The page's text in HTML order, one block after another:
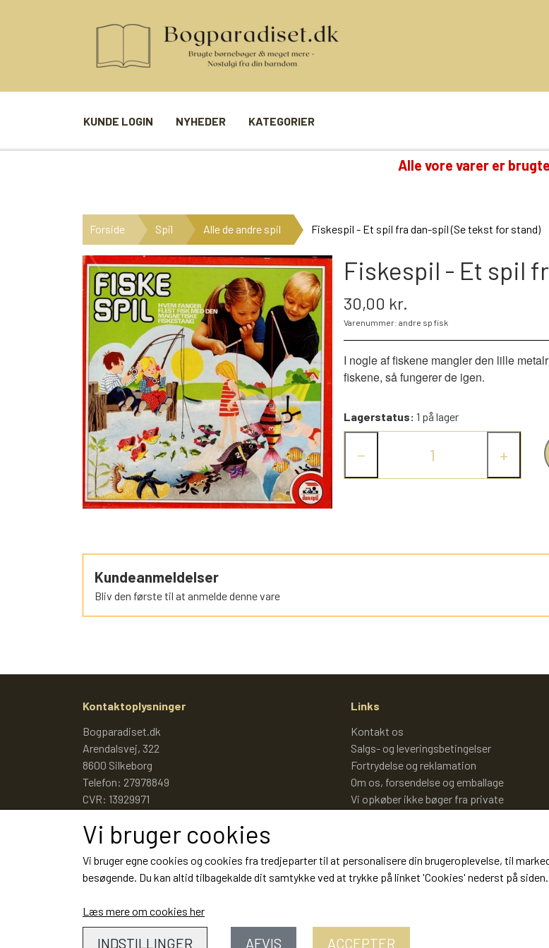
KUNDE LOGIN NYHEDER KATEGORIER
BØGER I SERIE
BØGER I ÅRSTAL
UDVALGTE FORFATTERE
BILLED- / LOTTERI
LUDO
SPILLEKORT
FIRKORT
SORTEPER
ÆSELSPIL
ALLE DE ANDRE SPIL
GAMMELT LEGETØJ
KINDERÆG TILBEHØR
MINI-KØBMANDSVARER
PEZ DISPENSERE
SMÅ FIGURER
RETRO TING TIL DUKKEHUSE
NYHEDER
Alle vore varer er brugte
Forside Spil Alle de andre spil Fiskespil - Et spil fra dan-spil (Se tekst for stand)
Fiskespil - Et spil
30,00 kr.
Varenummer: andre sp fisk
I nogle af fiskene mangler den lille
fiskene, så fungerer de igen.
Lagerstatus: 1 på lager
− +
Kundeanmeldelser
Bliv den første til at anmelde denne vare
Kontaktoplysninger
Bogparadiset.dk
Arendalsvej, 322
8600 Silkeborg
Telefon: 27978849
CVR: 13929971
Links
Kontakt os
Salgs- og leveringsbetingelser
Fortrydelse og reklamation
Om os, forsendelse og emballage
Vi opkøber ikke bøger fra private
Vi bruger cookies
Vi bruger egne cookies og cookies fra tredjeparter til at personalisere din brugeroplevelse, til
besøgende. Du kan altid tilbagekalde dit samtykke ved at trykke på linket 'Cookies' nederst på siden.
Læs mere om cookies her
INDSTILLINGER AFVIS ACCEPTER